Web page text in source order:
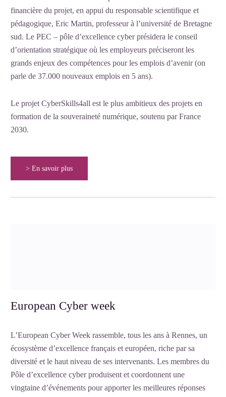
financière du projet, en appui du responsable scientifique et
pédagogique, Eric Martin, professeur à l’université de Bretagne
sud. Le PEC – pôle d’excellence cyber présidera le conseil
d’orientation stratégique où les employeurs préciseront les
grands enjeux des compétences pour les emplois d’avenir (on
parle de 37.000 nouveaux emplois en 5 ans).
Le projet CyberSkills4all est le plus ambitieux des projets en
formation de la souveraineté numérique, soutenu par France
2030.
> En savoir plus
European Cyber week
L’European Cyber Week rassemble, tous les ans à Rennes, un
écosystème d’excellence français et européen, riche par sa
diversité et le haut niveau de ses intervenants. Les membres du
Pôle d’excellence cyber produisent et coordonnent une
vingtaine d’événements pour apporter les meilleures réponses